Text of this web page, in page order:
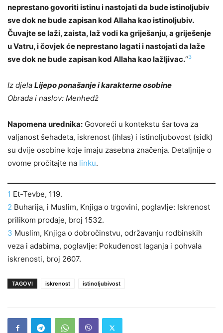
neprestano govoriti istinu i nastojati da bude istinoljubiv
sve dok ne bude zapisan kod Allaha kao istinoljubiv.
Čuvajte se laži, zaista, laž vodi ka griješanju, a griješenje
u Vatru, i čovjek će neprestano lagati i nastojati da laže
sve dok ne bude zapisan kod Allaha kao lažljivac.“3
Iz djela Lijepo ponašanje i karakterne osobine
Obrada i naslov: Menhedž
Napomena urednika: Govoreći u kontekstu šartova za
valjanost šehadeta, iskrenost (ihlas) i istinoljubovost (sidk)
su dvije osobine koje imaju zasebna značenja. Detaljnije o
ovome pročitajte na linku.
1 Et-Tevbe, 119.
2 Buharija, i Muslim, Knjiga o trgovini, poglavlje: Iskrenost
prilikom prodaje, broj 1532.
3 Muslim, Knjiga o dobročinstvu, održavanju rodbinskih
veza i adabima, poglavlje: Pokuđenost laganja i pohvala
iskrenosti, broj 2607.
TAGOVI iskrenost istinoljubivost